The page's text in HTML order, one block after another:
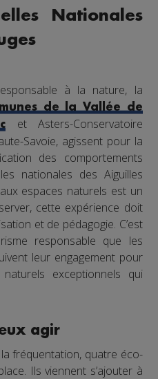
Nationales
à la nature, la
de la Vallée de
et Asters-Conservatoire
Savoie, agissent pour la
des comportements
nationales des Aiguilles
espaces naturels est un
cette expérience doit
et de pédagogie. C’est
responsable que les
leur engagement pour
exceptionnels qui
agir
fréquentation, quatre éco-
Ils viennent s’ajouter à